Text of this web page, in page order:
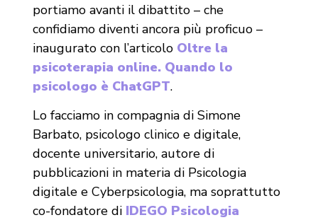
portiamo avanti il dibattito – che
confidiamo diventi ancora più proficuo –
inaugurato con l’articolo Oltre la
psicoterapia online. Quando lo
psicologo è ChatGPT.
Lo facciamo in compagnia di Simone
Barbato, psicologo clinico e digitale,
docente universitario, autore di
pubblicazioni in materia di Psicologia
digitale e Cyberpsicologia, ma soprattutto
co-fondatore di IDEGO Psicologia